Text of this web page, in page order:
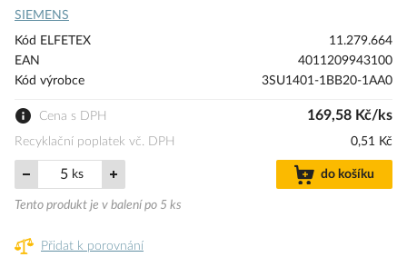
galerie
s
obrázky
SIEMENS
Kód ELFETEX
11.279.664
EAN
4011209943100
Kód výrobce
3SU1401-1BB20-1AA0
Cena s DPH 169,58 Kč/ks
Recyklační poplatek vč. DPH 0,51 Kč
ks do košíku
Tento produkt je v balení po 5 ks
Přidat k porovnání